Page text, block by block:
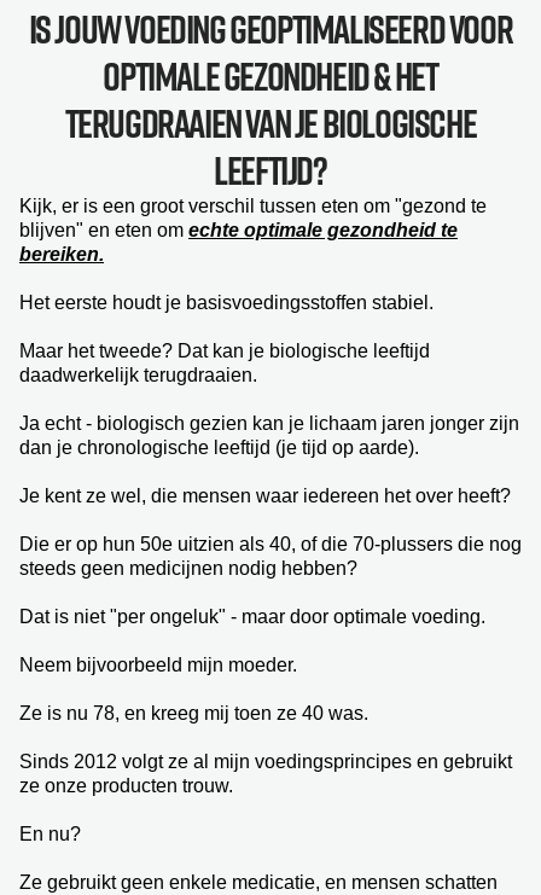
Is Jouw Voeding Geoptimaliseerd Voor
Optimale Gezondheid & Het
Terugdraaien Van Je Biologische
Leeftijd?
Kijk, er is een groot verschil tussen eten om "gezond te
blijven" en eten om echte optimale gezondheid te
bereiken.
Het eerste houdt je basisvoedingsstoffen stabiel.
Maar het tweede? Dat kan je biologische leeftijd
daadwerkelijk terugdraaien.
Ja echt - biologisch gezien kan je lichaam jaren jonger zijn
dan je chronologische leeftijd (je tijd op aarde).
Je kent ze wel, die mensen waar iedereen het over heeft?
Die er op hun 50e uitzien als 40, of die 70-plussers die nog
steeds geen medicijnen nodig hebben?
Dat is niet "per ongeluk" - maar door optimale voeding.
Neem bijvoorbeeld mijn moeder.
Ze is nu 78, en kreeg mij toen ze 40 was.
Sinds 2012 volgt ze al mijn voedingsprincipes en gebruikt
ze onze producten trouw.
En nu?
Ze gebruikt geen enkele medicatie, en mensen schatten